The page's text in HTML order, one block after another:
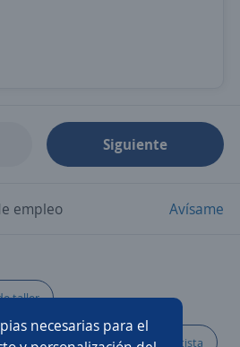
necesarias para el
Siguiente
empleo Avísame
taller
Call center Preventista